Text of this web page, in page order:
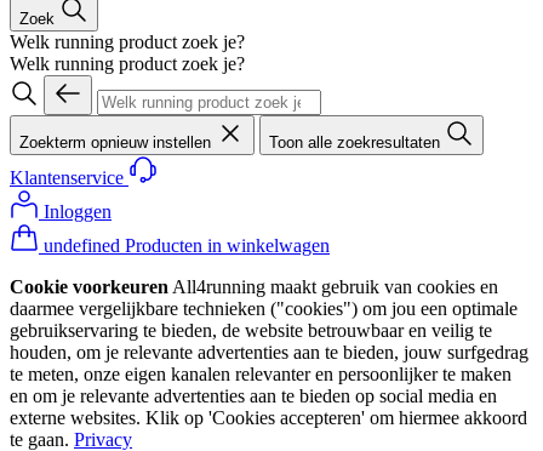
Zoek
Welk running product zoek je?
Welk running product zoek je?
Zoekterm opnieuw instellen Toon alle zoekresultaten
Klantenservice
Inloggen
undefined Producten in winkelwagen
Cookie voorkeuren All4running maakt gebruik van cookies en
daarmee vergelijkbare technieken ("cookies") om jou een optimale
gebruikservaring te bieden, de website betrouwbaar en veilig te
houden, om je relevante advertenties aan te bieden, jouw surfgedrag
te meten, onze eigen kanalen relevanter en persoonlijker te maken
en om je relevante advertenties aan te bieden op social media en
externe websites. Klik op 'Cookies accepteren' om hiermee akkoord
te gaan. Privacy